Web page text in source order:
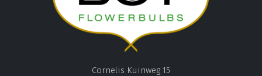
Cornelis Kuinweg 15